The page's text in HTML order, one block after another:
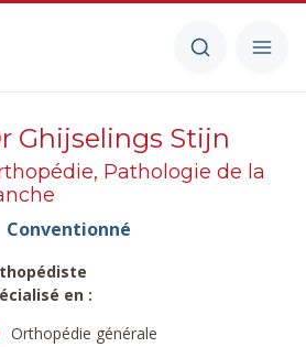
Ghijselings Stijn
Pathologie de la
Conventionné
en :
Orthopédie générale